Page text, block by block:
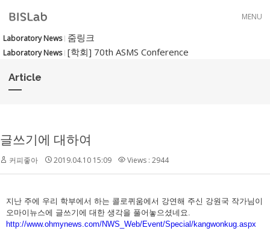
MENU
Laboratory News 줌링크
Laboratory News [학회] 70th ASMS Conference
Article
글쓰기에 대하여
커피좋아 2019.04.10 15:09 Views : 2944
지난 주에 우리 학부에서 하는 콜로퀴움에서 강연해 주신 강원국 작가님이
오마이뉴스에 글쓰기에 대한 생각을 풀어놓으셨네요.
http://www.ohmynews.com/NWS_Web/Event/Special/kangwonkug.aspx